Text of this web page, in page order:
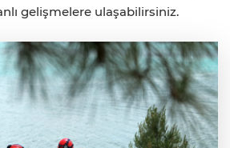
gelişmelere ulaşabilirsiniz.